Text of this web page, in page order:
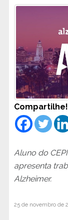
Aluno do
apresenta
Alzheimer.
25 de novembro de